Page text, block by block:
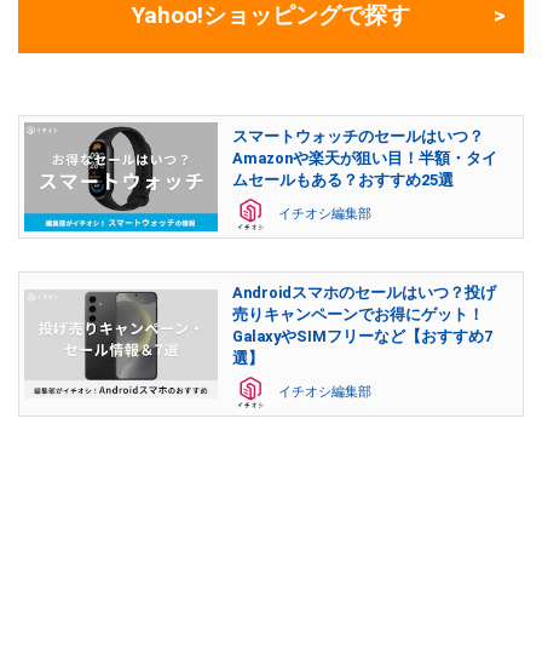
Yahoo!ショッピングで探す
スマートウォッチのセールはいつ？
Amazonや楽天が狙い目！半額・タイ
ムセールもある？おすすめ25選
イチオシ編集部
Androidスマホのセールはいつ？投げ
売りキャンペーンでお得にゲット！
GalaxyやSIMフリーなど【おすすめ7
選】
イチオシ編集部